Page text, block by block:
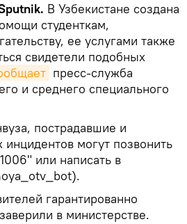
В Узбекистане создана
студенткам,
ее услугами также
свидетели подобных
пресс-служба
и среднего специального
пострадавшие и
могут позвонить
или написать в
гарантированно
в министерстве.